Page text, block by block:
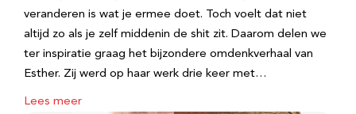
veranderen is wat je ermee doet. Toch voelt dat niet
altijd zo als je zelf middenin de shit zit. Daarom delen we
ter inspiratie graag het bijzondere omdenkverhaal van
Esther. Zij werd op haar werk drie keer met…
Lees meer